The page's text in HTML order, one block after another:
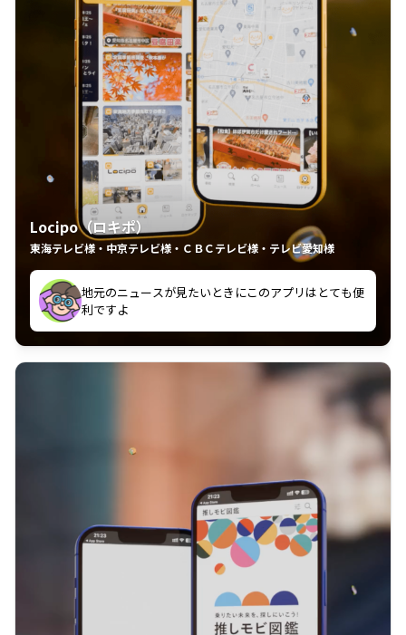
Locipo（ロキポ）
東海テレビ様・中京テレビ様・ＣＢＣテレビ様・テレビ愛知様
中京テレビのおもしろ番組が視聴可能地域外からも見
れるの嬉しいポイント
いつも利用させていただいております！